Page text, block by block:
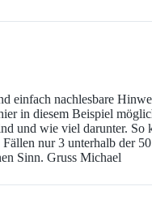
einfach nachlesbare
in diesem Beispiel
und wie viel darunter. So
nur 3 unterhalb der
Sinn. Gruss Michael